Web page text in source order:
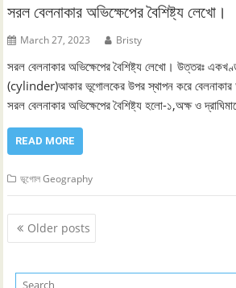
সরল বেলনাকার অভিক্ষেপের বৈশিষ্ট্য লেখো।
March 27, 2023 Bristy
সরল বেলনাকার অভিক্ষেপের বৈশিষ্ট্য লেখো। উত্তরঃ
(cylinder)আকার ভূগোলকের উপর স্থাপন করে বেলনাকার
সরল বেলনাকার অভিক্ষেপের বৈশিষ্ট্য হলো-১,অক্ষ ও
READ MORE
ভূগোল Geography
Posts
navigation
Older posts